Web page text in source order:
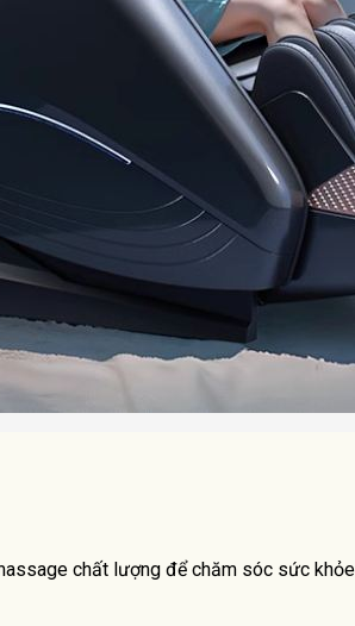
chất lượng để chăm sóc sức